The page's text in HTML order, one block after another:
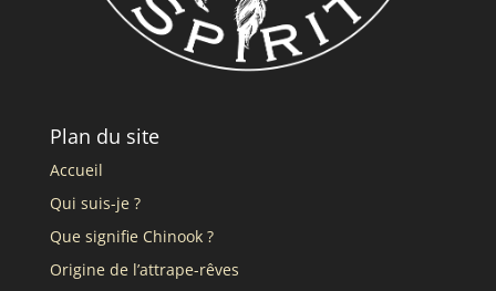
Plan du site
Accueil
Qui suis-je ?
Que signifie Chinook ?
Origine de l’attrape-rêves